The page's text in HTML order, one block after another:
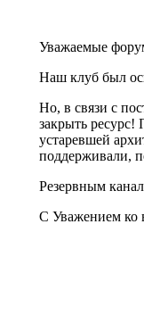
Уважаемые
Наш клуб был
Но, в связи с
закрыть
устаревшей
поддерживали,
Резервным
С Уважением ко